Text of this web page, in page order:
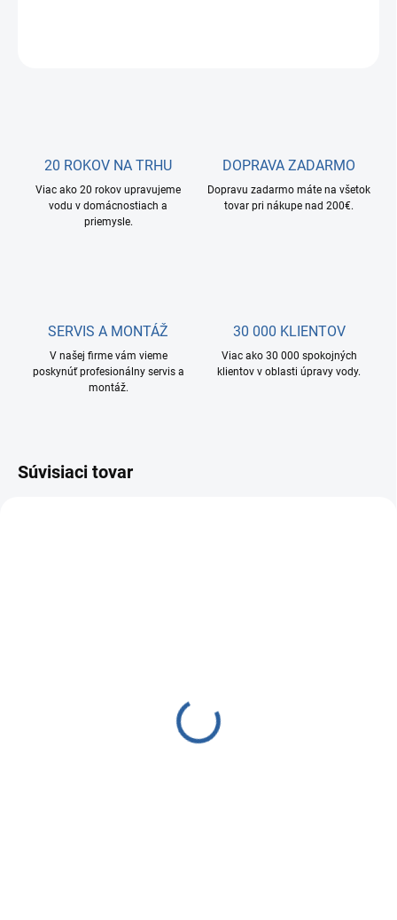
20 ROKOV NA TRHU
Viac ako 20 rokov upravujeme
vodu v domácnostiach a
priemysle.
DOPRAVA ZADARMO
Dopravu zadarmo máte na všetok
tovar pri nákupe nad 200€.
SERVIS A MONTÁŽ
V našej firme vám vieme
poskynúť profesionálny servis a
montáž.
30 000 KLIENTOV
Viac ako 30 000 spokojných
klientov v oblasti úpravy vody.
Súvisiaci tovar